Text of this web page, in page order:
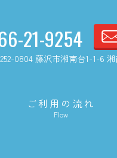
21-9254
0804 藤沢市湘南台1-1-6
ご利用の流れ
Flow